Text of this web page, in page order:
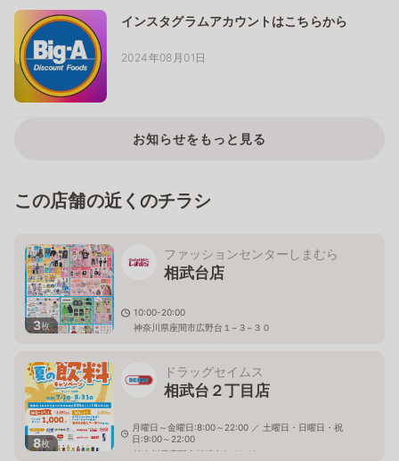
インスタグラムアカウントはこちらから
2024年08月01日
お知らせをもっと見る
この店舗の近くのチラシ
3枚
ファッションセンターしまむら
相武台店
10:00-20:00
神奈川県座間市広野台１−３−３０
8枚
ドラッグセイムス
相武台２丁目店
月曜日～金曜日:8:00～22:00 ／ 土曜日・日曜日・祝
日:9:00～22:00
神奈川県座間市相武台2-43-10